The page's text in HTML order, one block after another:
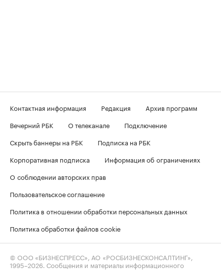
Контактная информация Редакция
Архив программ
Вечерний РБК
О телеканале
Подключение
Скрыть баннеры на РБК
Подписка на РБК
Корпоративная подписка
Информация об ограничениях
О соблюдении авторских прав
Пользовательское соглашение
Политика в отношении обработки персональных данных
Политика обработки файлов cookie
© ООО «БИЗНЕСПРЕСС», АО «РОСБИЗНЕСКОНСАЛТИНГ»,
1995–2026 . Сообщения и материалы информационного